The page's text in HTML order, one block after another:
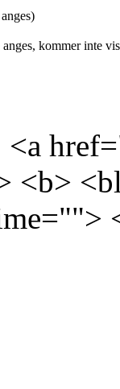
kommer inte
<a
<b>